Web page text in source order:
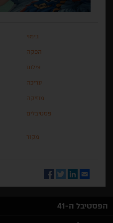
בימוי
הפקה
צילום
עריכה
מוזיקה
פסטיבלים
מקור
Email
LinkedIn
Twitter
Facebook
הפסטיבל ה-41